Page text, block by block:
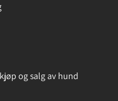
og salg av hund